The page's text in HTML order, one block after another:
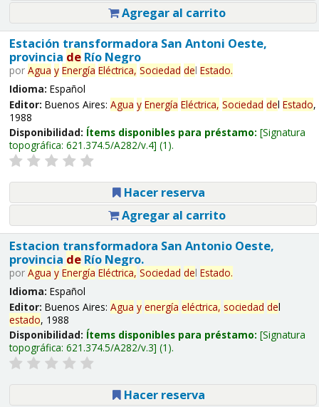
Agregar al carrito
Estación transformadora San Antoni Oeste,
provincia deRío Negro
por Agua y Energía Eléctrica, Sociedad del Estado.
Idioma: Español
Editor: Buenos Aires: Agua y Energía Eléctrica, Sociedad del Estado,
1988
Disponibilidad: Ítems disponibles para préstamo: Signatura
topográfica: 621.374.5/A282/v.4 (1).
Hacer reserva
Agregar al carrito
Estacion transformadora San Antonio Oeste,
provincia deRío Negro.
por Agua y Energía Eléctrica, Sociedad del Estado.
Idioma: Español
Editor: Buenos Aires: Agua y energía eléctrica, sociedad del
estado, 1988
Disponibilidad: Ítems disponibles para préstamo: Signatura
topográfica: 621.374.5/A282/v.3 (1).
Hacer reserva